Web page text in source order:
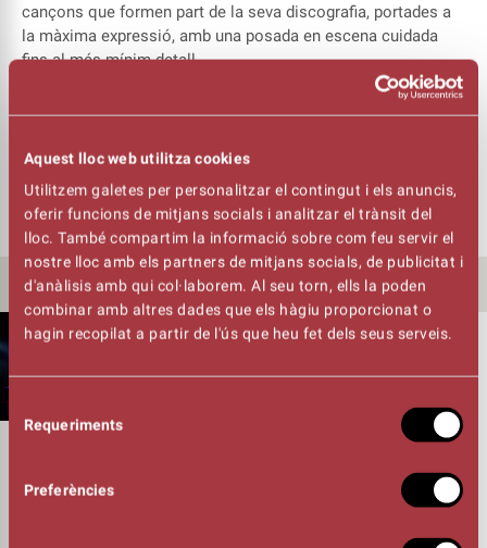
Aquest lloc web utilitza cookies
Utilitzem galetes per personalitzar el contingut i els anuncis,
oferir funcions de mitjans socials i analitzar el trànsit del
lloc. També compartim la informació sobre com feu servir el
nostre lloc amb els partners de mitjans socials, de publicitat i
d'anàlisis amb qui col·laborem. Al seu torn, ells la poden
combinar amb altres dades que els hàgiu proporcionat o
hagin recopilat a partir de l'ús que heu fet dels seus serveis.
de Requeriments
Preferències
cançons que formen part de la seva discografia, portades a
la màxima expressió, amb una posada en escena cuidada
fins al més mínim detall.
Escoles de Música, menors de 25 anys i majors de 65). Es
(www.kursaal.cat ).
ALTRES NOTÍCIES
28/07/26
KURSAAL OBRE INSCRIPCIONS DEL
CURS 2026-27, I OFEREIX UN TALLER
ANUAL DE MAQUILLATGE COM A
Les inscripcions per al curs 2026/2027 de l’Aula d’Arts Escèniques
classes a partir del 14 de setembre. L’Aula posa a l’abast una